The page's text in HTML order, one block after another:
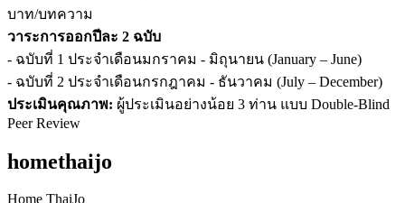
บาท/บทความ
วาระการออกปีละ 2 ฉบับ
- ฉบับที่ 1 ประจำเดือนมกราคม - มิถุนายน (January – June)
- ฉบับที่ 2 ประจำเดือนกรกฎาคม - ธันวาคม (July – December)
ประเมินคุณภาพ: ผู้ประเมินอย่างน้อย 3 ท่าน แบบ Double-Blind
Peer Review
homethaijo
Home ThaiJo